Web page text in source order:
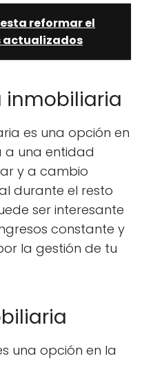
reformar el
actualizados
inmobiliaria
es una opción en
a una entidad
y a cambio
durante el resto
ser interesante
constante y
la gestión de tu
una opción en la